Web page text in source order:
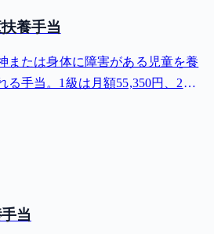
養手当
または身体に障害がある児童を養
る手当。1級は月額55,350円、2級
当